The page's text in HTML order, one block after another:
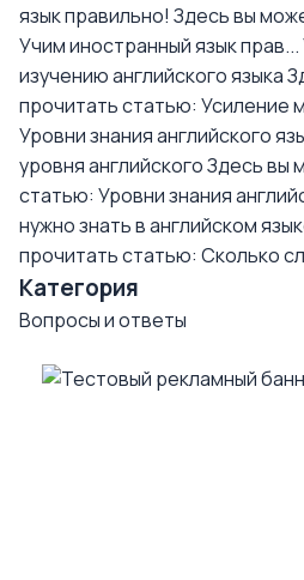
язык правильно! Здесь вы
Учим иностранный язык прав...
изучению английского языка
прочитать статью: Усиление
Уровни знания английского
уровня английскогоЗдесь вы
статью: Уровни знания
нужно знать в английском
прочитать статью: Сколько
Категория
Вопросы и ответы